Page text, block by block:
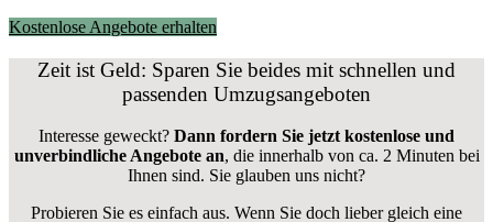
Kostenlose Angebote erhalten
Zeit ist Geld: Sparen Sie beides mit schnellen und
passenden Umzugsangeboten
Interesse geweckt? Dann fordern Sie jetzt kostenlose und
unverbindliche Angebote an, die innerhalb von ca. 2 Minuten bei
Ihnen sind. Sie glauben uns nicht?
Probieren Sie es einfach aus. Wenn Sie doch lieber gleich eine